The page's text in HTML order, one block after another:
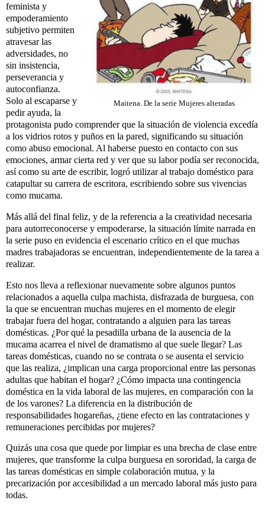
Maitena. De la serie Mujeres alteradas
feminista y
empoderamiento
subjetivo permiten
atravesar las
adversidades, no
sin insistencia,
perseverancia y
autoconfianza.
Solo al escaparse y
pedir ayuda, la
protagonista pudo comprender que la situación de violencia excedía
a los vidrios rotos y puños en la pared, significando su situación
como abuso emocional. Al haberse puesto en contacto con sus
emociones, armar cierta red y ver que su labor podía ser reconocida,
así como su arte de escribir, logró utilizar al trabajo doméstico para
catapultar su carrera de escritora, escribiendo sobre sus vivencias
como mucama.
Más allá del final feliz, y de la referencia a la creatividad necesaria
para autorreconocerse y empoderarse, la situación límite narrada en
la serie puso en evidencia el escenario crítico en el que muchas
madres trabajadoras se encuentran, independientemente de la tarea a
realizar.
Esto nos lleva a reflexionar nuevamente sobre algunos puntos
relacionados a aquella culpa machista, disfrazada de burguesa, con
la que se encuentran muchas mujeres en el momento de elegir
trabajar fuera del hogar, contratando a alguien para las tareas
domésticas. ¿Por qué la pesadilla urbana de la ausencia de la
mucama acarrea el nivel de dramatismo al que suele llegar? Las
tareas domésticas, cuando no se contrata o se ausenta el servicio
que las realiza, ¿implican una carga proporcional entre las personas
adultas que habitan el hogar? ¿Cómo impacta una contingencia
doméstica en la vida laboral de las mujeres, en comparación con la
remuneraciones percibidas por mujeres?
Quizás una cosa que quede por limpiar es una brecha de clase entre
mujeres, que transforme la culpa burguesa en sororidad, la carga de
las tareas domésticas en simple colaboración mutua, y la
precarización por accesibilidad a un mercado laboral más justo para
todas.